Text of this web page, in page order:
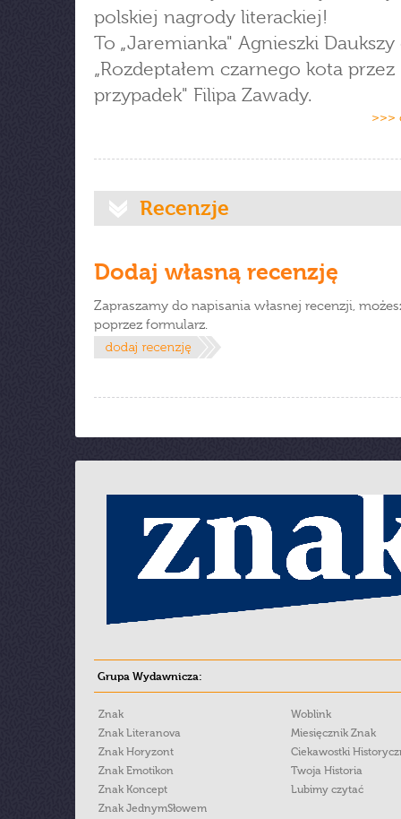
polskiej nagrody literackiej!
To „Jaremianka" Agnieszki Daukszy
„Rozdeptałem czarnego kota przez
przypadek" Filipa Zawady.
>>>
Recenzje
Dodaj własną recenzję
Zapraszamy do napisania własnej recenzji,
poprzez formularz.
Grupa Wydawnicza:
Znak
Znak Literanova
Znak Horyzont
Znak Emotikon
Znak Koncept
Znak JednymSłowem
Woblink
Miesięcznik Znak
Ciekawostki
Twoja Historia
Lubimy czytać